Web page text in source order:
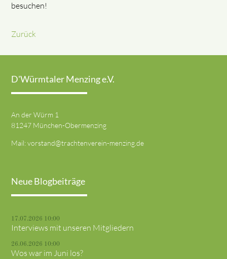
besuchen!
Zurück
D'Würmtaler Menzing e.V.
An der Würm 1
81247 München-Obermenzing
Mail:vorstand@trachtenverein-menzing.de
Neue Blogbeiträge
17.07.2026 10:00
Interviews mit unseren Mitgliedern
26.06.2026 10:00
Wos war im Juni los?